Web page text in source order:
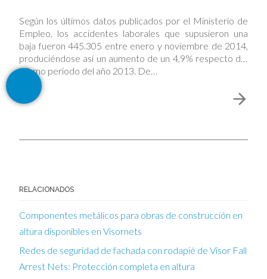
Según los últimos datos publicados por el Ministerio de
Empleo, los accidentes laborales que supusieron una
baja fueron 445.305 entre enero y noviembre de 2014,
produciéndose así un aumento de un 4,9% respecto del
mismo periodo del año 2013. De…
RELACIONADOS
Componentes metálicos para obras de construcción en
altura disponibles en Visornets
Redes de seguridad de fachada con rodapié de Visor Fall
Arrest Nets: Protección completa en altura